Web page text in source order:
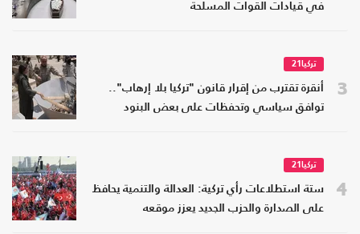
في قيادات القوات المسلحة
3
تركيا21
أنقرة تقترب من إقرار قانون "تركيا بلا إرهاب"..
توافق سياسي وتحفظات على بعض البنود
4
تركيا21
ستة استطلاعات رأي تركية: العدالة والتنمية يحافظ
على الصدارة والحزب الجديد يعزز موقعه